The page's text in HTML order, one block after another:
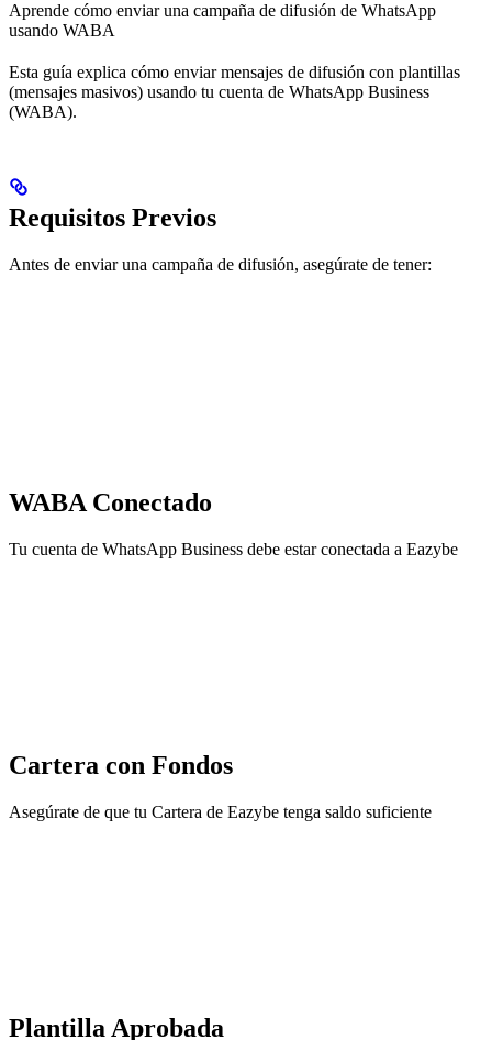
Aprende cómo enviar una campaña de difusión de WhatsApp
usando WABA
Esta guía explica cómo enviar mensajes de difusión con plantillas
(mensajes masivos) usando tu cuenta de WhatsApp Business
(WABA).
Requisitos Previos
Antes de enviar una campaña de difusión, asegúrate de tener:
WABA Conectado
Tu cuenta de WhatsApp Business debe estar conectada a Eazybe
Cartera con Fondos
Asegúrate de que tu Cartera de Eazybe tenga saldo suficiente
Plantilla Aprobada